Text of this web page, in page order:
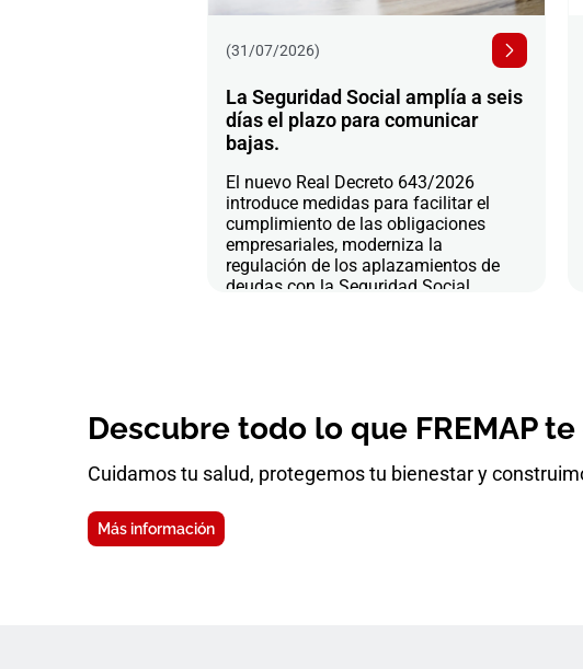
(31/07/2026)
La Seguridad Social amplía a seis
días el plazo para comunicar
bajas.
El nuevo Real Decreto 643/2026
introduce medidas para facilitar el
cumplimiento de las obligaciones
empresariales, moderniza la
regulación de los aplazamientos de
deudas con la Seguridad Social
Descubre todo lo que FREMAP
Cuidamos tu salud, protegemos tu bienestar y
Más información